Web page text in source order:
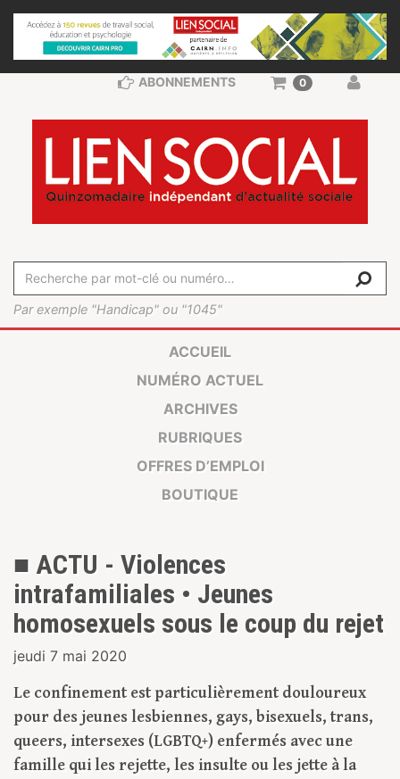
Par exemple "Handicap" ou "1045"
ABONNEMENTS 0
ACCUEIL
NUMÉRO ACTUEL
ARCHIVES
RUBRIQUES
OFFRES D’EMPLOI
BOUTIQUE
■ ACTU - Violences
intrafamiliales • Jeunes
homosexuels sous le coup du rejet
jeudi 7 mai 2020
Le confinement est particulièrement douloureux
pour des jeunes lesbiennes, gays, bisexuels, trans,
queers, intersexes (LGBTQ+) enfermés avec une
famille qui les rejette, les insulte ou les jette à la